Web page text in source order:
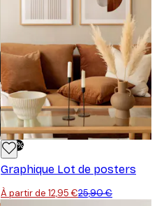
-50%
Graphique Lot de posters
À partir de 12,95 €25,90 €